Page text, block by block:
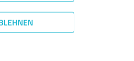
|Datenschutz|Impressum